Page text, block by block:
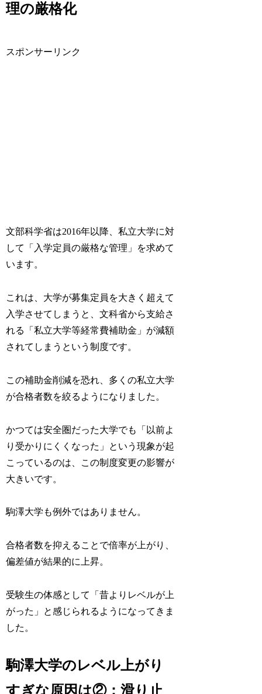
理の厳格化
スポンサーリンク
文部科学省は2016年以降、私立大学に対
して「入学定員の厳格な管理」を求めて
います。
これは、大学が募集定員を大きく超えて
入学させてしまうと、文科省から支給さ
れる「私立大学等経常費補助金」が減額
されてしまうという制度です。
この補助金削減を恐れ、多くの私立大学
が合格者数を絞るようになりました。
かつては安全圏だった大学でも「以前よ
り受かりにくくなった」という現象が起
こっているのは、この制度変更の影響が
大きいです。
駒澤大学も例外ではありません。
合格者数を抑えることで倍率が上がり、
偏差値が結果的に上昇。
受験生の体感として「昔よりレベルが上
がった」と感じられるようになってきま
した。
駒澤大学のレベル上がり
すぎな原因は②：滑り止